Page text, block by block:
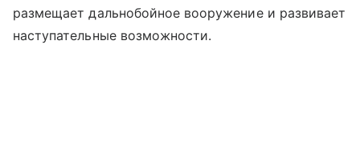
размещает дальнобойное вооружение и развивает
наступательные возможности.